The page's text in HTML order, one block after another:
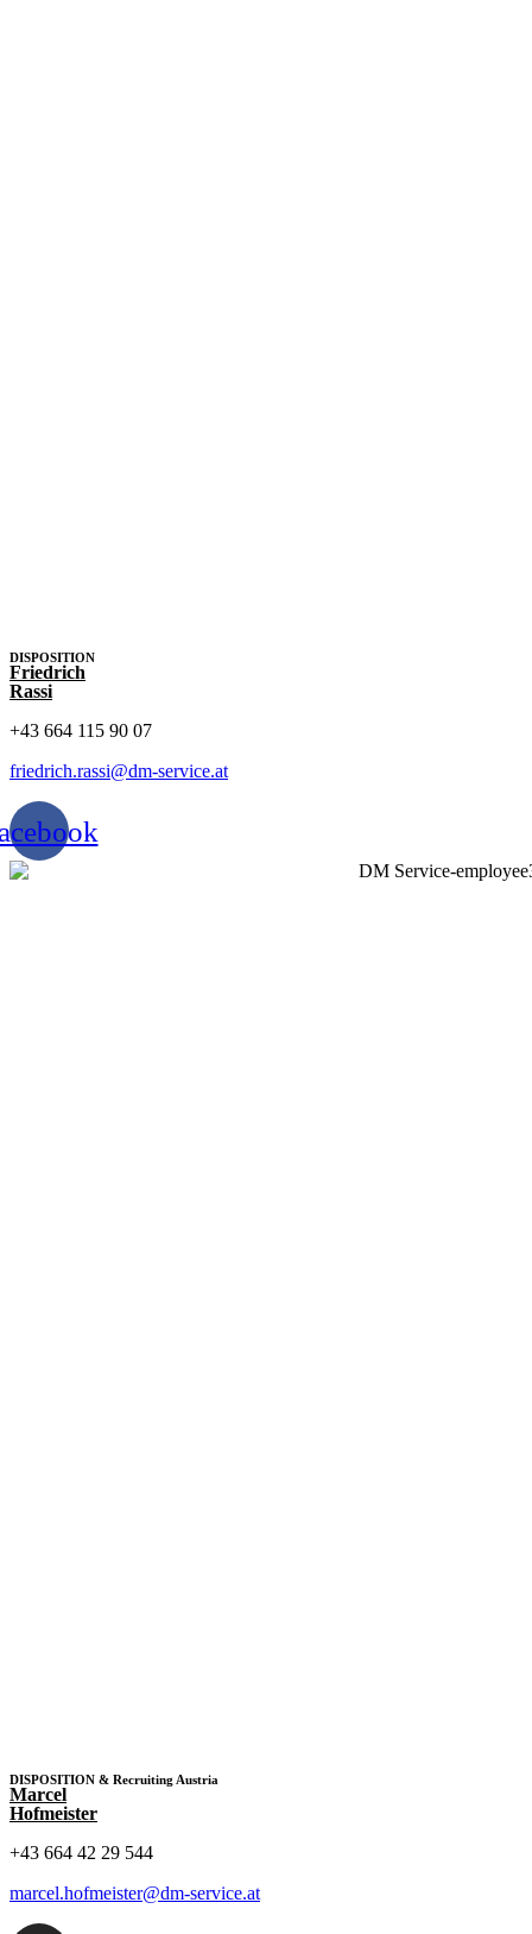
DISPOSITION
Friedrich
Rassi
+43 664 115 90 07
friedrich.rassi@dm-service.at
DISPOSITION & Recruiting Austria
Marcel
Hofmeister
+43 664 42 29 544
marcel.hofmeister@dm-service.at